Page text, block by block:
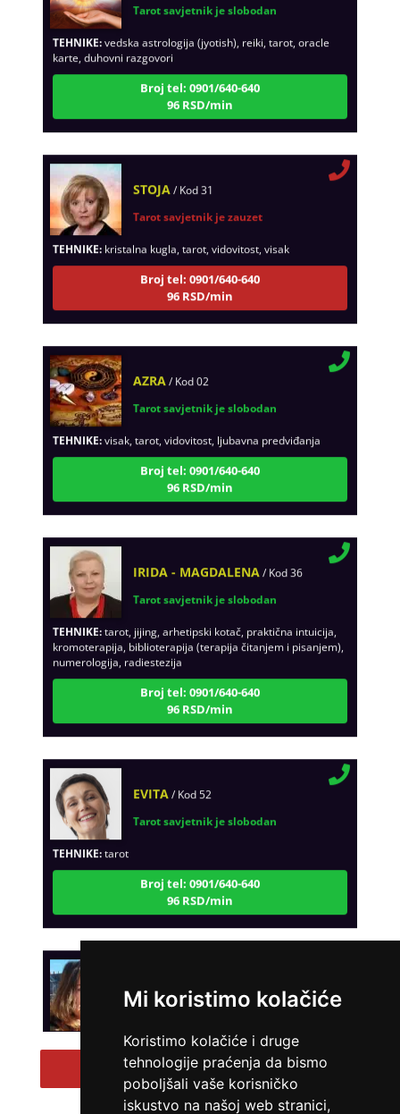
Mi koristimo kolačiće
Koristimo kolačiće i druge
tehnologije praćenja da bismo
poboljšali vaše korisničko
iskustvo na našoj web stranici,
TEHNIKE:vedska astrologija (jyotish), reiki, tarot, oracle
karte, duhovni razgovori
Broj tel: 0901/640-640
96 RSD/min
TEHNIKE:kristalna kugla, tarot, vidovitost, visak
Broj tel: 0901/640-640
96 RSD/min
TEHNIKE:visak, tarot, vidovitost, ljubavna predviđanja
Broj tel: 0901/640-640
96 RSD/min
TEHNIKE:tarot, jijing, arhetipski kotač, praktična intuicija,
kromoterapija, biblioterapija (terapija čitanjem i pisanjem),
numerologija, radiestezija
Broj tel: 0901/640-640
96 RSD/min
TEHNIKE:tarot
Broj tel: 0901/640-640
96 RSD/min
Tarot savjetnik je zauzet
TEHNIKE:
numerologija, anđeoski i ljubavni tarot, visak, yi
ching, knjiga promjena mudrosti, rune, izrada runskih
Broj tel: 0901/640-640
Pregled svih tarot savetnika